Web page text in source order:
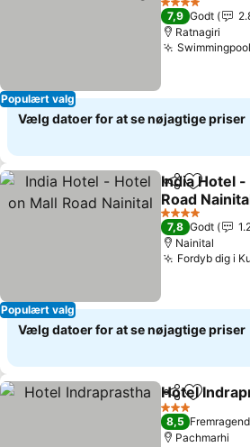
Populært valg
4 Stjerner
7,9 Godt
Ratnagiri
Vælg datoer for at se nøjagtige priser
Populært valg
Del Føj til
India Hotel
Road
4 Stjerner
7,8 Godt
Nainital
Fordyb dig i
Vælg datoer for at se nøjagtige priser
Del Føj til
Hotel
3 Stjerner
8,5
Pachmarhi